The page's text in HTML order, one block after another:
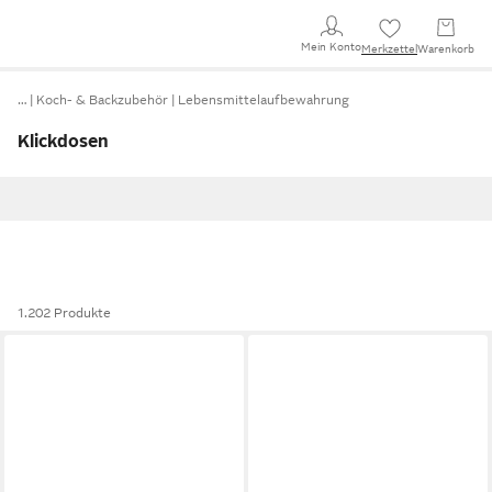
Mein KontoMerkzettel Warenkorb
… Koch- & Backzubehör Lebensmittelaufbewahrung
Klickdosen
1.202 Produkte